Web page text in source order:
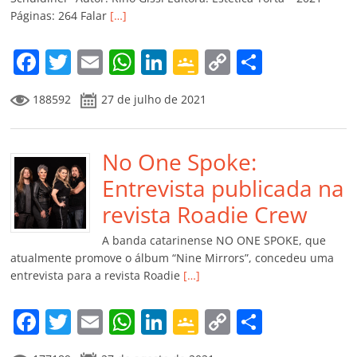
m
Páginas: 264 Falar […]
F
a
c
e
b
o
o
k
T
w
itt
er
E
m
ai
l
W
h
at
s
A
p
p
Li
n
k
e
dI
n
G
o
o
gl
e
Cl
a
ss
ro
o
m
C
y
Li
n
k
p
til
h
ar
188592 27 de julho de 2021
No One Spoke:
Entrevista publicada na
revista Roadie Crew
A banda catarinense NO ONE SPOKE, que
atualmente promove o álbum “Nine Mirrors”, concedeu uma
entrevista para a revista Roadie […]
F
a
T
w
E
m
W Li
n
G
o
C